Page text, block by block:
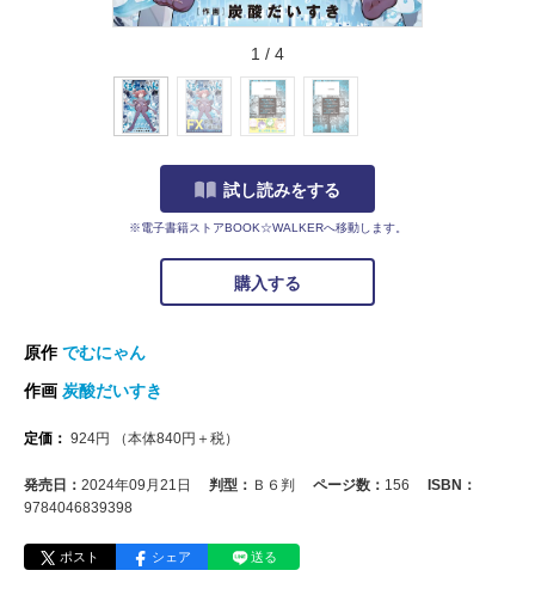
1 / 4
試し読みをする
※電子書籍ストアBOOK☆WALKERへ移動します。
購入する
原作でむにゃん
作画 炭酸だいすき
定価： 924円 （本体840円＋税）
発売日： 2024年09月21日 判型： Ｂ６判 ページ数： 156
ISBN：
9784046839398
ポスト シェア 送る